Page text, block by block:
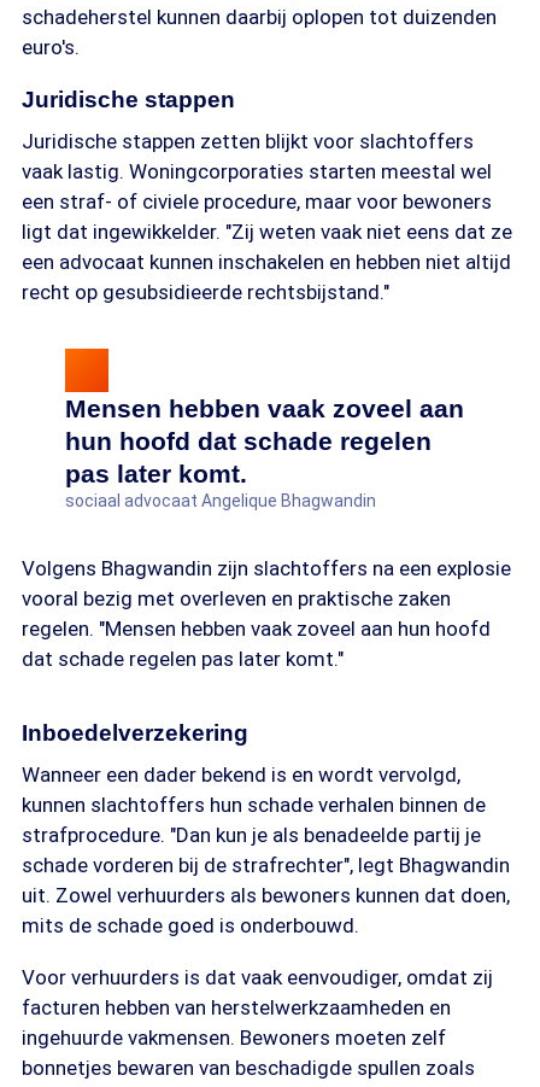
schadeherstel kunnen daarbij oplopen tot duizenden
euro's.
Juridische stappen
Juridische stappen zetten blijkt voor slachtoffers
vaak lastig. Woningcorporaties starten meestal wel
een straf- of civiele procedure, maar voor bewoners
ligt dat ingewikkelder. "Zij weten vaak niet eens dat ze
een advocaat kunnen inschakelen en hebben niet altijd
recht op gesubsidieerde rechtsbijstand."
Mensen hebben vaak zoveel aan
hun hoofd dat schade regelen
pas later komt.
sociaal advocaat Angelique Bhagwandin
Volgens Bhagwandin zijn slachtoffers na een explosie
vooral bezig met overleven en praktische zaken
regelen. "Mensen hebben vaak zoveel aan hun hoofd
dat schade regelen pas later komt."
Inboedelverzekering
Wanneer een dader bekend is en wordt vervolgd,
kunnen slachtoffers hun schade verhalen binnen de
strafprocedure. "Dan kun je als benadeelde partij je
schade vorderen bij de strafrechter", legt Bhagwandin
uit. Zowel verhuurders als bewoners kunnen dat doen,
mits de schade goed is onderbouwd.
Voor verhuurders is dat vaak eenvoudiger, omdat zij
facturen hebben van herstelwerkzaamheden en
ingehuurde vakmensen. Bewoners moeten zelf
bonnetjes bewaren van beschadigde spullen zoals